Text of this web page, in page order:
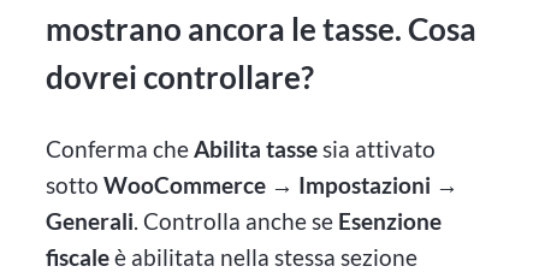
mostrano ancora le tasse. Cosa
dovrei controllare?
Conferma cheAbilita tassesia attivato
sottoWooCommerce → Impostazioni →
Generali. Controlla anche se Esenzione
fiscaleè abilitata nella stessa sezione